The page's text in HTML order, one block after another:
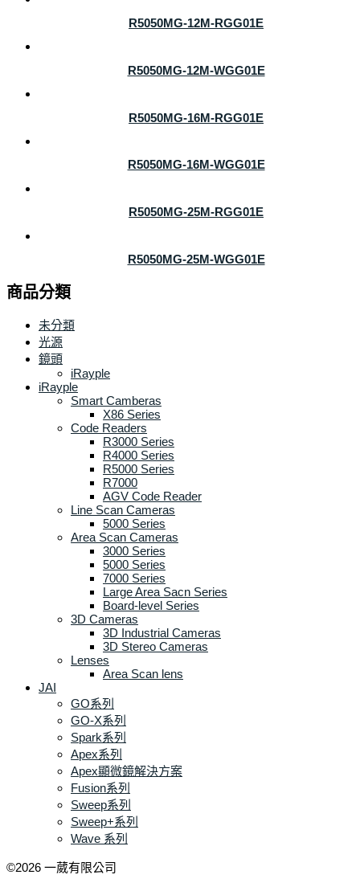
R5050MG-12M-RGG01E
R5050MG-12M-WGG01E
R5050MG-16M-RGG01E
R5050MG-16M-WGG01E
R5050MG-25M-RGG01E
R5050MG-25M-WGG01E
商品分類
未分類
光源
鏡頭
iRayple
iRayple
Smart Camberas
X86 Series
Code Readers
R3000 Series
R4000 Series
R5000 Series
R7000
AGV Code Reader
Line Scan Cameras
5000 Series
Area Scan Cameras
3000 Series
5000 Series
7000 Series
Large Area Sacn Series
Board-level Series
3D Cameras
3D Industrial Cameras
3D Stereo Cameras
Lenses
Area Scan lens
JAI
GO系列
GO-X系列
Spark系列
Apex系列
Apex顯微鏡解決方案
Fusion系列
Sweep系列
Sweep+系列
Wave 系列
©2026 一葳有限公司